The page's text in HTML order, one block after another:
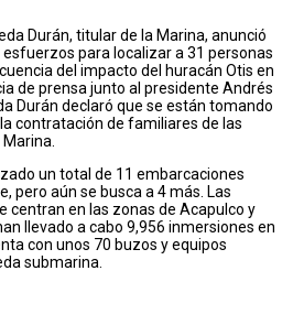
Durán, titular de la Marina, anunció
para localizar a 31 personas
del impacto del huracán Otis en
de prensa junto al presidente Andrés
Durán declaró que se están tomando
contratación de familiares de las
un total de 11 embarcaciones
pero aún se busca a 4 más. Las
centran en las zonas de Acapulco y
llevado a cabo 9,956 inmersiones en
con unos 70 buzos y equipos
submarina.